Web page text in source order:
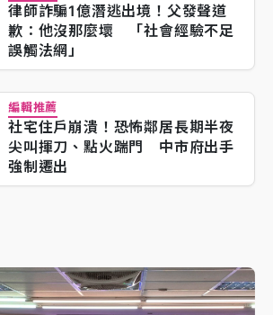
律師詐騙1億潛逃出境！父發聲道
歉：他沒那麼壞 「社會經驗不足
誤觸法網」
編輯推薦
社宅住戶崩潰！恐怖鄰居長期半夜
尖叫揮刀、點火踹門 中市府出手
強制遷出